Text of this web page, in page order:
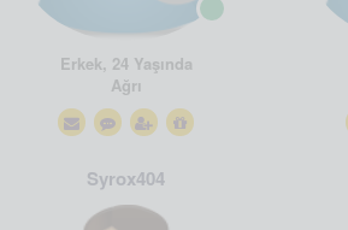
Erkek, 24 Yaşında
Ağrı
Syrox404